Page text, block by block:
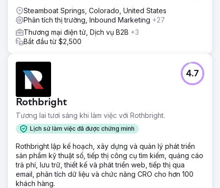
Steamboat Springs, Colorado, United States
Phân tích thị trường, Inbound Marketing +27
Thương mại điện tử, Dịch vụ B2B +3
Bắt đầu từ $2,500
Rothbright
Tương lai tươi sáng khi làm việc với Rothbright.
Lịch sử làm việc đã được chứng minh
4.7
Rothbright lập kế hoạch, xây dựng và quản lý phát triển
sản phẩm kỹ thuật số, tiếp thị công cụ tìm kiếm, quảng cáo
trả phí, lưu trữ, thiết kế và phát triển web, tiếp thị qua
email, phân tích dữ liệu và chức năng CRO cho hơn 100
khách hàng.